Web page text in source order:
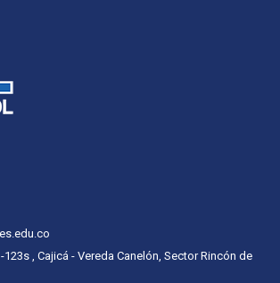
123s , Cajicá - Vereda Canelón, Sector Rincón de